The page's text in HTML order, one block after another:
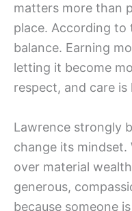
matters more than
place. According
balance. Earning
letting it become
respect, and care is
Lawrence strongly
change its mindset.
over material
generous,
because someone